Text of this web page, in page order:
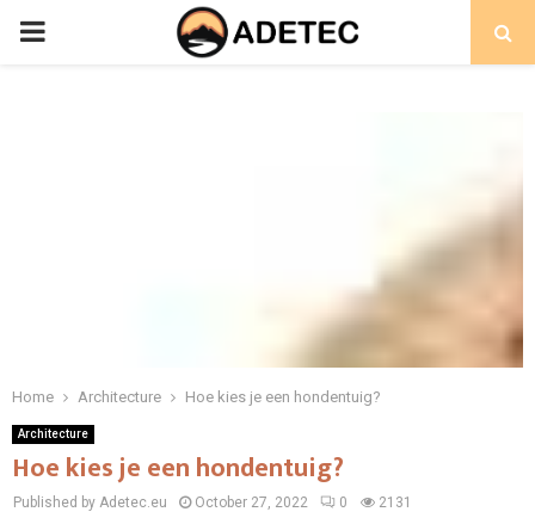
PRIMARY
Home Architecture Hoe kies je een hondentuig?
Architecture
Hoe kies je een hondentuig?
Published by Adetec.eu October 27, 2022 0 2131